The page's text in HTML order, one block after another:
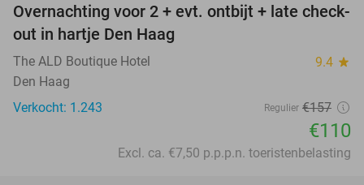
30%
Overnachting voor 2 + evt. ontbijt + late check-
out in hartje Den Haag
The ALD Boutique Hotel 9.4 star
Den Haag
Verkocht: 1.243
Regulier €157
€110
Excl. ca. €7,50 p.p.p.n. toeristenbelasting